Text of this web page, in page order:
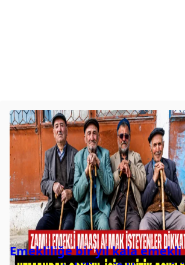
Emekliliğe bir yıl kala emekli